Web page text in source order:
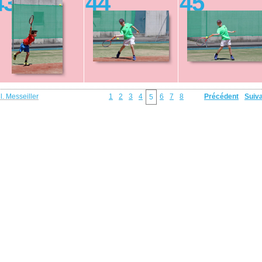
1 2 3 4 5 6 7 8 Précédent
Messeiller